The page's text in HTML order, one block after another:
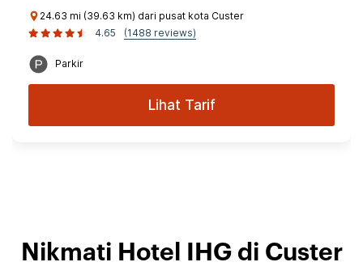
24.63 mi (39.63 km) dari pusat kota Custer
4.65
(1488 reviews)
Parkir
Lihat Tarif
Nikmati Hotel IHG di Custer